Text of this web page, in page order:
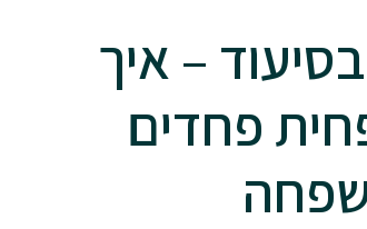
– איך
פחדים